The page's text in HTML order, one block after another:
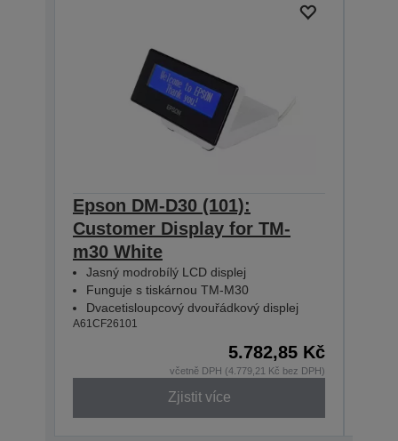
Epson DM-D30 (101):
Customer Display for TM-
m30 White
Jasný modrobílý LCD displej
Funguje s tiskárnou TM-M30
Dvacetisloupcový dvouřádkový displej
A61CF26101
5.782,85 Kč
včetně DPH (4.779,21 Kč bez DPH)
Zjistit více